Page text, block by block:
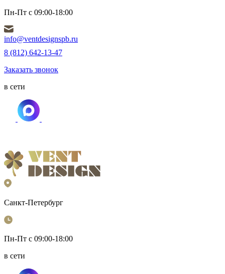
Пн-Пт с 09:00-18:00
info@ventdesignspb.ru
8 (812) 642-13-47
Заказать звонок
в сети
Санкт-Петербург
Пн-Пт с 09:00-18:00
в сети